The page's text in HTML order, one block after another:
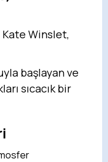
Winslet,
başlayan ve
sıcacık bir